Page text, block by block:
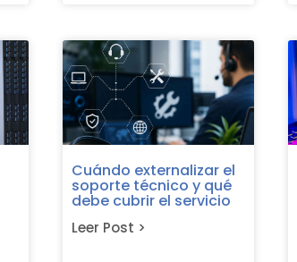
Cuándo externalizar el
soporte técnico y qué
debe cubrir el servicio
Leer Post >